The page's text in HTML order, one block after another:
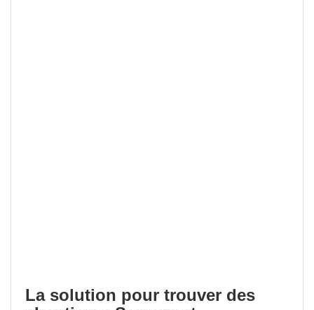
La solution pour trouver des